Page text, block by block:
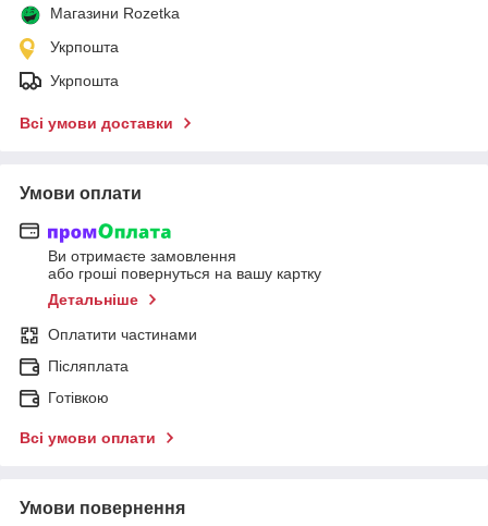
Магазини Rozetka
Укрпошта
Укрпошта
Всі умови доставки
Умови оплати
Ви отримаєте замовлення
або гроші повернуться на вашу картку
Детальніше
Оплатити частинами
Післяплата
Готівкою
Всі умови оплати
Умови повернення